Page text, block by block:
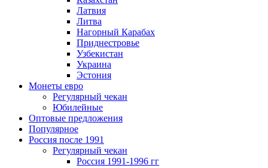
Латвия
Литва
Нагорный Карабах
Приднестровье
Узбекистан
Украина
Эстония
Монеты евро
Регулярный чекан
Юбилейные
Оптовые предложения
Популярное
Россия после 1991
Регулярный чекан
Россия 1991-1996 гг